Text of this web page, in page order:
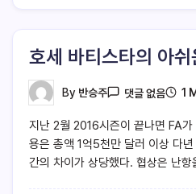
호세 바티스타의 아쉬
By 반승주 댓글 없음 1
지난 2월 2016시즌이 끝나면 FA
용은 총액 1억5천만 달러 이상 다
간의 차이가 상당했다. 협상은 난